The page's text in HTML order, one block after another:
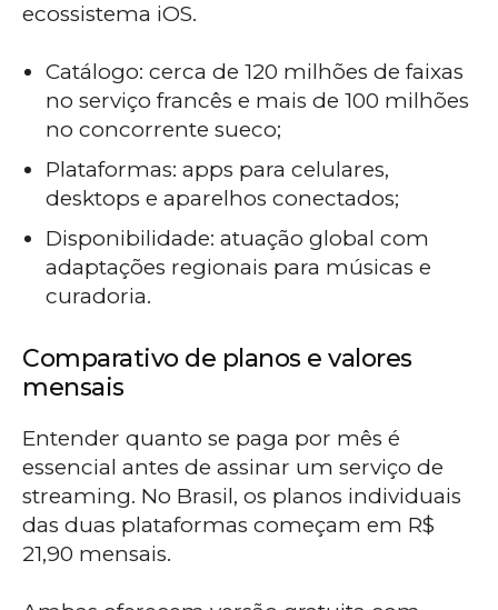
ecossistema iOS.
Catálogo: cerca de 120 milhões de faixas
no serviço francês e mais de 100 milhões
no concorrente sueco;
Plataformas: apps para celulares,
desktops e aparelhos conectados;
Disponibilidade: atuação global com
adaptações regionais para músicas e
curadoria.
Comparativo de planos e valores
mensais
Entender quanto se paga por mês é
essencial antes de assinar um serviço de
streaming. No Brasil, os planos individuais
das duas plataformas começam em R$
21,90 mensais.